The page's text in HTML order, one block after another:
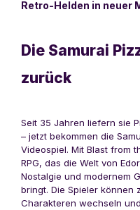
Retro-Helden in neuer
Die Samurai
zurück
Seit 35 Jahren liefern sie
– jetzt bekommen die
Videospiel. Mit Blast from
RPG, das die Welt von
Nostalgie und modernem
bringt. Die Spieler können
Charakteren wechseln